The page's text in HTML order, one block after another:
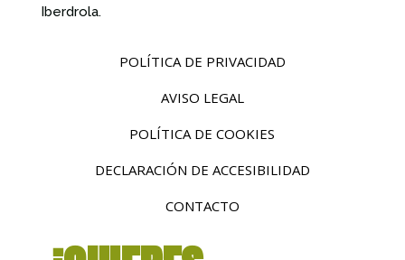
Iberdrola.
POLÍTICA DE PRIVACIDAD
AVISO LEGAL
POLÍTICA DE COOKIES
DECLARACIÓN DE ACCESIBILIDAD
CONTACTO